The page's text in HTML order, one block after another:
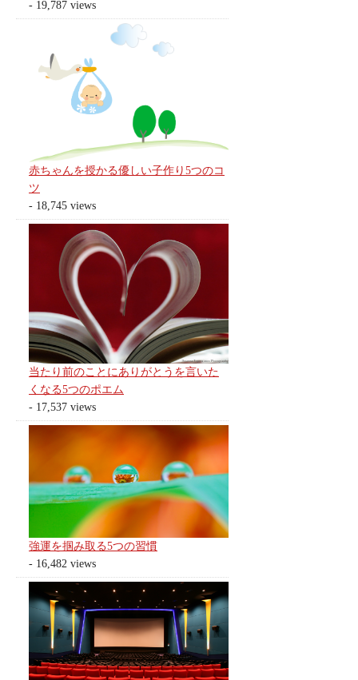
- 19,787 views
赤ちゃんを授かる優しい子作り5つのコ
ツ
- 18,745 views
当たり前のことにありがとうを言いた
くなる5つのポエム
- 17,537 views
強運を掴み取る5つの習慣
- 16,482 views